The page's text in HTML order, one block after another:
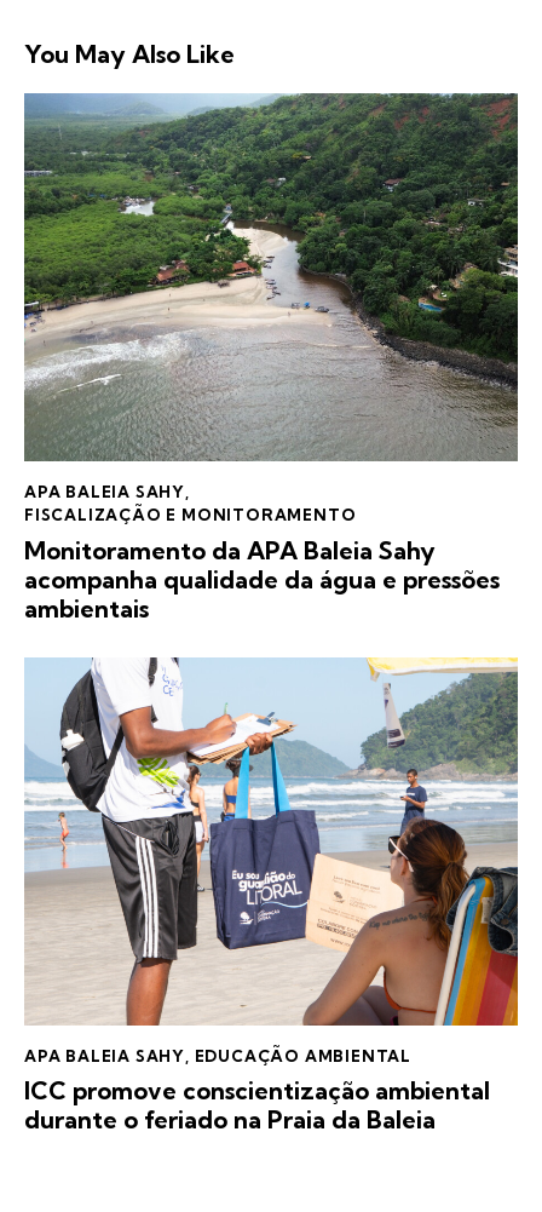
You May Also Like
APA BALEIA SAHY
FISCALIZAÇÃO E MONITORAMENTO
Monitoramento da APA Baleia Sahy
acompanha qualidade da água e pressões
ambientais
APA BALEIA SAHY EDUCAÇÃO AMBIENTAL
ICC promove conscientização ambiental
durante o feriado na Praia da Baleia